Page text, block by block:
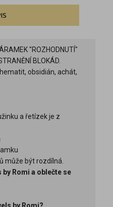
"ROZHODNUTÍ"
BLOKÁD.
obsidián, achát,
a řetízek je z
může být rozdílná.
Romi a oblečte se